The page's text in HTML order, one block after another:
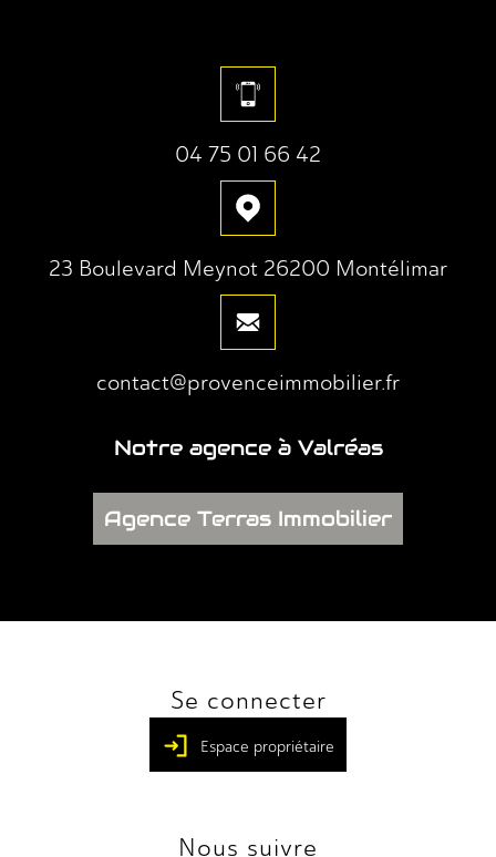
04 75 01 66 42
23 Boulevard Meynot 26200 Montélimar
contact@provenceimmobilier.fr
Notre agence à Valréas
Agence Terras Immobilier
Se connecter
Espace propriétaire
Nous suivre